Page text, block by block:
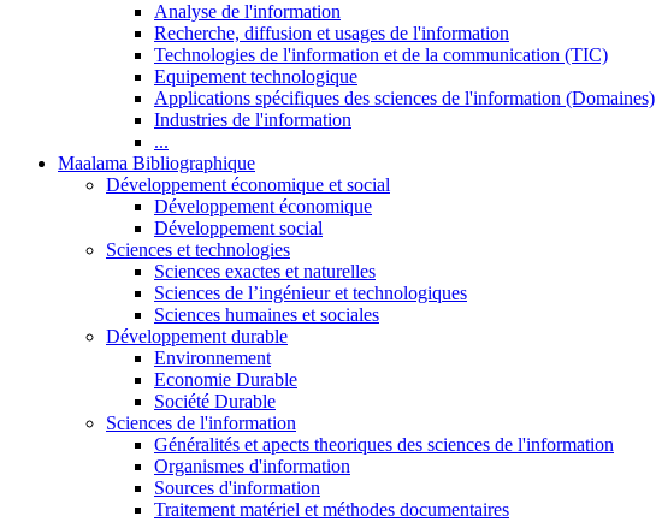
Analyse de l'information
Recherche, diffusion et usages de l'information
Technologies de l'information et de la communication (TIC)
Equipement technologique
Applications spécifiques des sciences de l'information (Domaines)
Industries de l'information
...
Maalama Bibliographique
Développement économique et social
Développement économique
Développement social
Sciences et technologies
Sciences exactes et naturelles
Sciences de l’ingénieur et technologiques
Sciences humaines et sociales
Développement durable
Environnement
Economie Durable
Société Durable
Sciences de l'information
Généralités et apects theoriques des sciences de l'information
Organismes d'information
Sources d'information
Traitement matériel et méthodes documentaires